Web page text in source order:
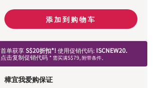
添加到购物车
首单获享S$20折扣*! 使用促销代码: ISCNEW20.
点击复制促销代码 * 需买满S$79, 附带条件。
樟宜我爱购保证